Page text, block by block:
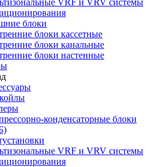
VRF и VRV системы
блоки
блоки кассетные
блоки канальные
блоки настенные
конденсаторные блоки
VRF и VRV системы